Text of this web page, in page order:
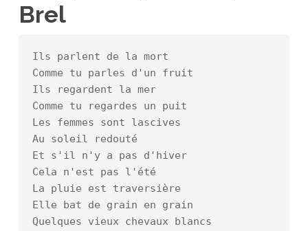
Brel
Ils parlent de la mort
Comme tu parles d'un fruit
Ils regardent la mer
Comme tu regardes un puit
Les femmes sont lascives
Au soleil redouté
Et s'il n'y a pas d'hiver
Cela n'est pas l'été
La pluie est traversière
Elle bat de grain en grain
Quelques vieux chevaux blancs